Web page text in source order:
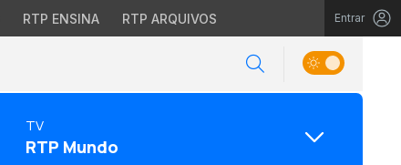
RTP ENSINA RTP ARQUIVOS Entrar
TV
RTP Mundo